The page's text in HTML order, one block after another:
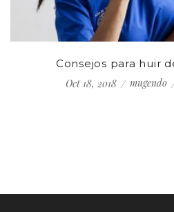
Consejos para huir
Oct 18, 2018
mugendo